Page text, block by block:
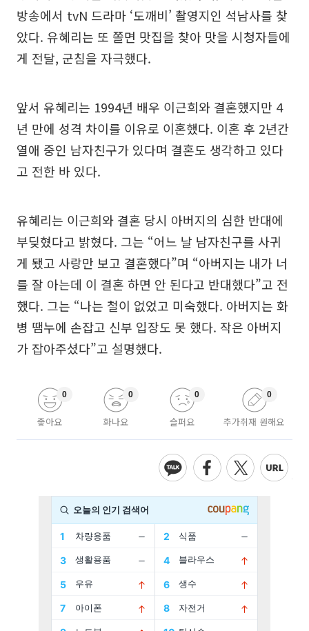
방송에서 tvN 드라마 ‘도깨비’ 촬영지인 석남사를 찾
았다. 유혜리는 또 쫄면 맛집을 찾아 맛을 시청자들에
게 전달, 군침을 자극했다.
앞서 유혜리는 1994년 배우 이근희와 결혼했지만 4
년 만에 성격 차이를 이유로 이혼했다. 이혼 후 2년간
열애 중인 남자친구가 있다며 결혼도 생각하고 있다
고 전한 바 있다.
유혜리는 이근희와 결혼 당시 아버지의 심한 반대에
부딪혔다고 밝혔다. 그는 “어느 날 남자친구를 사귀
게 됐고 사랑만 보고 결혼했다”며 “아버지는 내가 너
를 잘 아는데 이 결혼 하면 안 된다고 반대했다”고 전
했다. 그는 “나는 철이 없었고 미숙했다. 아버지는 화
병 땜누에 손잡고 신부 입장도 못 했다. 작은 아버지
가 잡아주셨다”고 설명했다.
좋아요
0
화나요
0
슬퍼요
0
추가취재 원해요
0